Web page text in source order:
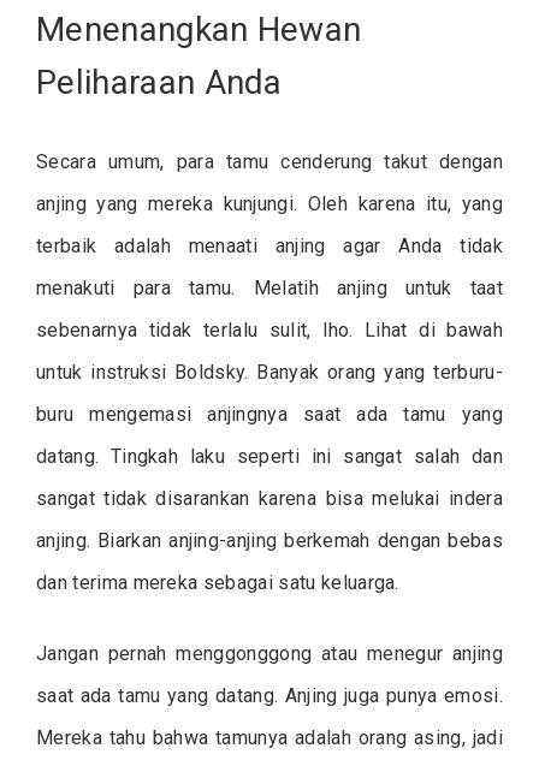
Menenangkan Hewan
Peliharaan Anda
Secara umum, para tamu cenderung takut dengan
anjing yang mereka kunjungi. Oleh karena itu, yang
terbaik adalah menaati anjing agar Anda tidak
menakuti para tamu. Melatih anjing untuk taat
sebenarnya tidak terlalu sulit, lho. Lihat di bawah
untuk instruksi Boldsky. Banyak orang yang terburu-
buru mengemasi anjingnya saat ada tamu yang
datang. Tingkah laku seperti ini sangat salah dan
sangat tidak disarankan karena bisa melukai indera
anjing. Biarkan anjing-anjing berkemah dengan bebas
dan terima mereka sebagai satu keluarga.
Jangan pernah menggonggong atau menegur anjing
saat ada tamu yang datang. Anjing juga punya emosi.
Mereka tahu bahwa tamunya adalah orang asing, jadi